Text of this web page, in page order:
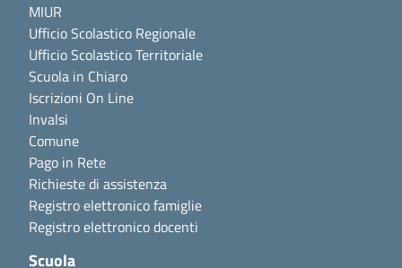
MIUR
Ufficio Scolastico Regionale
Ufficio Scolastico Territoriale
Scuola in Chiaro
Iscrizioni On Line
Invalsi
Comune
Pago in Rete
Richieste di assistenza
Registro elettronico famiglie
Registro elettronico docenti
Scuola